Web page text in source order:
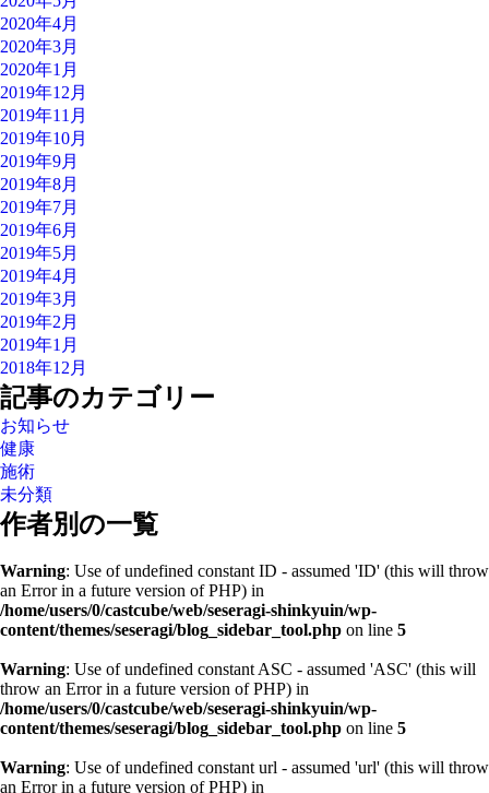
2020年4月
2020年3月
2020年1月
2019年12月
2019年11月
2019年10月
2019年9月
2019年8月
2019年7月
2019年6月
2019年5月
2019年4月
2019年3月
2019年2月
2019年1月
2018年12月
記事のカテゴリー
お知らせ
健康
施術
未分類
作者別の一覧
Warning: Use of undefined constant ID - assumed 'ID' (this will throw
an Error in a future version of PHP) in
/home/users/0/castcube/web/seseragi-shinkyuin/wp-
content/themes/seseragi/blog_sidebar_tool.php on line 5
Warning: Use of undefined constant ASC - assumed 'ASC' (this will
throw an Error in a future version of PHP) in
/home/users/0/castcube/web/seseragi-shinkyuin/wp-
content/themes/seseragi/blog_sidebar_tool.php on line 5
Warning: Use of undefined constant url - assumed 'url' (this will throw
an Error in a future version of PHP) in